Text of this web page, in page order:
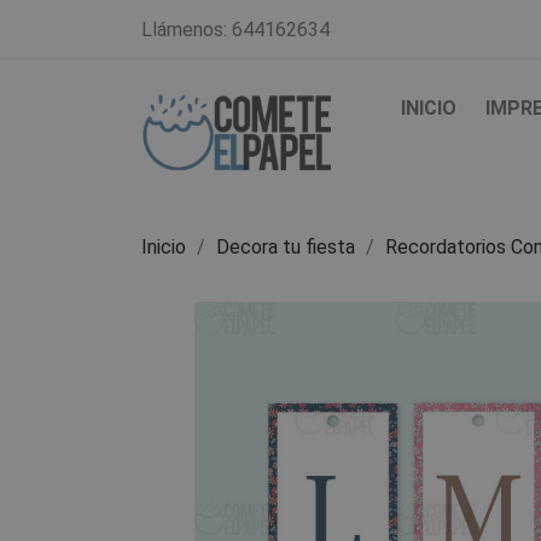
Llámenos: 644162634
INICIO
Inicio Decora tu fiesta Recordatorios